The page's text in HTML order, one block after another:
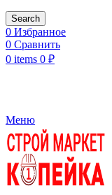
Search
0 Избранное
0 Сравнить
0 items 0 ₽
Меню